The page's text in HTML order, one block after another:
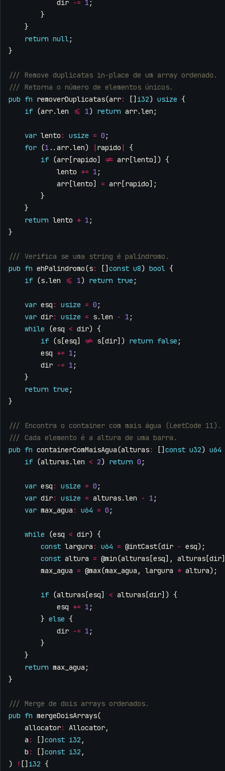
dir -= 1 ;
}
}
return null;
}
pub fn removerDuplicatas(arr: [] i32) usize {
if (arr.len <= 1) return arr.len ;
var lento : usize = 0 ;
for (1 .. arr.len) | rapido |
{
if (arr [rapido] != arr [lento]) {
lento += 1 ;
arr [lento] = arr [rapido];
}
}
return lento + 1 ;
}
pub fn ehPalindromo(s: [] const u8) bool {
if (s.len <= 1) return true ;
var esq : usize = 0 ;
var dir: usize = s.len - 1 ;
while
(esq < dir) {
if (s [esq] != s [dir]) return false ;
esq += 1 ;
dir -= 1 ;
}
return true ;
}
pub fn containerComMaisAgua(alturas: [] const u32) u64
if (alturas.len < 2) return 0 ;
var esq : usize = 0 ;
var dir: usize = alturas.len - 1 ;
var max_agua : u64 = 0 ;
while (esq < dir) {
const largura : u64 = @intCast(dir - esq);
const altura = @min(alturas [esq], alturas [dir
max_agua = @max(max_agua , largura * altura);
if (alturas [esq] < alturas [dir]) {
esq += 1 ;
} else {
dir -= 1 ;
}
}
return max_agua ;
}
pub fn mergeDoisArrays(
allocator: Allocator,
a : [] const i32 ,
b : [] const i32 ,
)
! [] i32 {